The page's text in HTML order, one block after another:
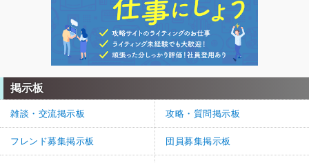
掲示板
雑談・交流掲示板 攻略・質問掲示板
フレンド募集掲示板 団員募集掲示板